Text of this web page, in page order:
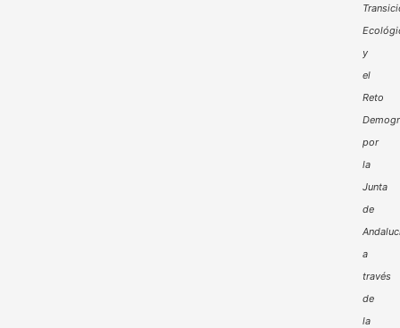
y
el
Reto
por
la
Junta
de
a
través
de
la